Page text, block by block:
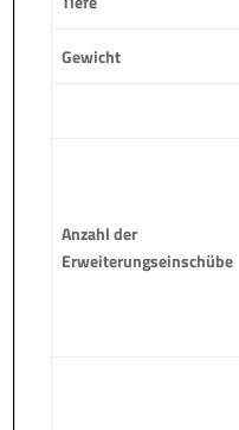
Gewicht
Anzahl der
Erweiterungseinschübe